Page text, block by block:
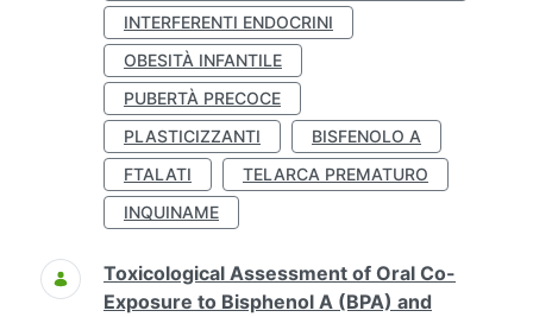
INTERFERENTI ENDOCRINI
OBESITÀ INFANTILE
PUBERTÀ PRECOCE
PLASTICIZZANTI
BISFENOLO A
FTALATI
TELARCA PREMATURO
INQUINAME
Toxicological Assessment of Oral Co-
Exposure to Bisphenol A (BPA) and